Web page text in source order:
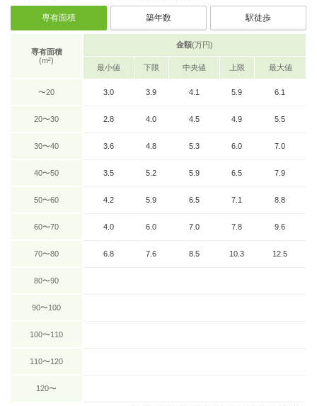
専有面積 築年数 駅徒歩
専有面積
(m²)
金額(万円)
最小値 下限 中央値 上限 最大値
〜20 3.0 3.9 4.1 5.9 6.1
20〜30 2.8 4.0 4.5 4.9 5.5
30〜40 3.6 4.8 5.3 6.0 7.0
40〜50 3.5 5.2 5.9 6.5 7.9
50〜60 4.2 5.9 6.5 7.1 8.8
60〜70 4.0 6.0 7.0 7.8 9.6
70〜80 6.8 7.6 8.5 10.3 12.5
80〜90
90〜100
100〜110
110〜120
120〜